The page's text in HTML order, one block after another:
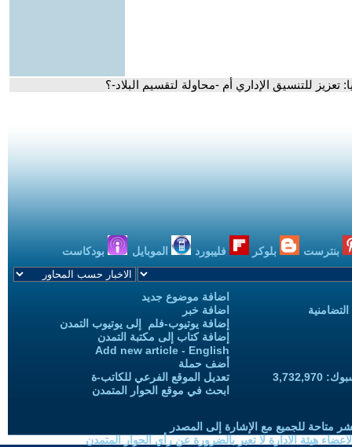
للتنسيق الإداري أم -محاولة لتقسيم البلاد-؟
بنترست بلوكر فليبورد الموبايل بودكاست
اضافة موضوع جديد
اضافة خبر
إضافة يوتيوب-فلم إلى يوتيوب التمدن
إضافة كتاب إلى مكتبة التمدن
Add new article - English
أضف حملة
تعديل الموقع الفرعي للكاتب-ة
ابحث في موقع الحوار المتمدن
متاحة للجميع مع الإشارة إلى المصدر
هيئة الادارة لا تعبر بالضرورة عن رأي الحوار المتمدن